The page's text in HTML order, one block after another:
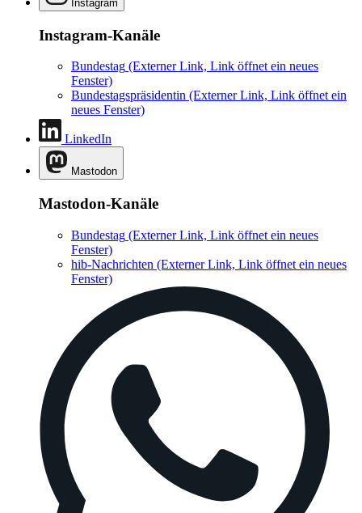
Instagram
Instagram-Kanäle
Bundestag (Externer Link, Link öffnet ein neues
Fenster)
Bundestagspräsidentin (Externer Link, Link öffnet ein
neues Fenster)
LinkedIn
Mastodon
Mastodon-Kanäle
Bundestag (Externer Link, Link öffnet ein neues
Fenster)
hib-Nachrichten (Externer Link, Link öffnet ein neues
Fenster)